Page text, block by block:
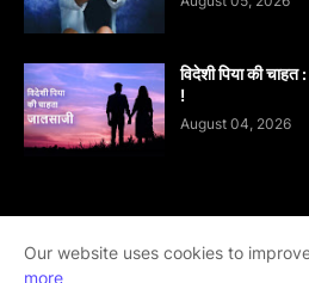
विदेशी पिया की
!
August 04, 2026
Home About
Our website uses cookies to
more